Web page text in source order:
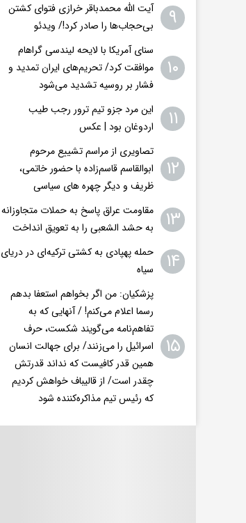
۹
آیت الله محمدباقر خرازی فتوای کشتن
بی‌حجاب‌ها را صادر کرد!/ ویدئو
۱۰
سنای آمریکا با لایحه لیندسی گراهام
موافقت کرد/ تحریم‌های ایران تمدید و
فشار بر روسیه تشدید می‌شود
۱۱
این مرد جزو تیم ترور رجب طیب
اردوغان بود | عکس
۱۲
تصاویری از مراسم تشییع مرحوم
ابوالقاسم قاسم‌زاده با حضور خاتمی،
ظریف و دیگر چهره های سیاسی
۱۳
مقاومت عراق پاسخ به حملات متجاوزانه
به حشد الشعبی را به تعویق انداخت
۱۴
حمله پهپادی به کشتی ترکیه‌ای در دریای
سیاه
۱۵
پزشکیان: من اگر بخواهم استعفا بدهم
رسما اعلام می‌کنم! / آنهایی که به
تفاهم‌نامه می‌گویند شکست، حرف
اسرائیل را می‌زنند/ برای جهالت انسان
همین قدر کافیست که نداند قدرتش
چقدر است/ از قالیباف خواهش کردیم
که رئیس تیم مذاکره‌کننده شود